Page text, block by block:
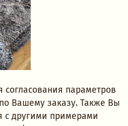
согласования параметров
Вашему заказу. Также Вы
с другими примерами